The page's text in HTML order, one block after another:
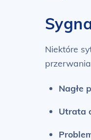
Niektóre
Nagłe
Utrata